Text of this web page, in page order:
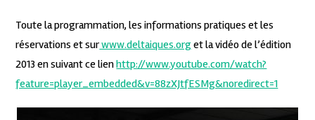
Toute la programmation, les informations pratiques et les
réservations et surwww.deltaiques.orget la vidéo de l’édition
2013 en suivant ce lienhttp://www.youtube.com/watch?
feature=player_embedded&v=88zXJtfESMg&noredirect=1